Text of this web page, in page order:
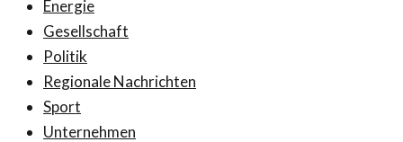
Energie
Gesellschaft
Politik
Regionale Nachrichten
Sport
Unternehmen